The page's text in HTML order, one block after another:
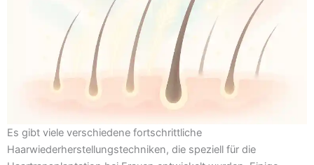
Es gibt viele verschiedene fortschrittliche
Haarwiederherstellungstechniken, die speziell für die